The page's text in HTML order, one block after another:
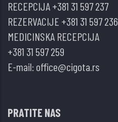
RECEPCIJA+381 31 597 237
REZERVACIJE +381 31 597 236
MEDICINSKA RECEPCIJA
+381 31 597 259
E-mail: office@cigota.rs
PRATITE NAS